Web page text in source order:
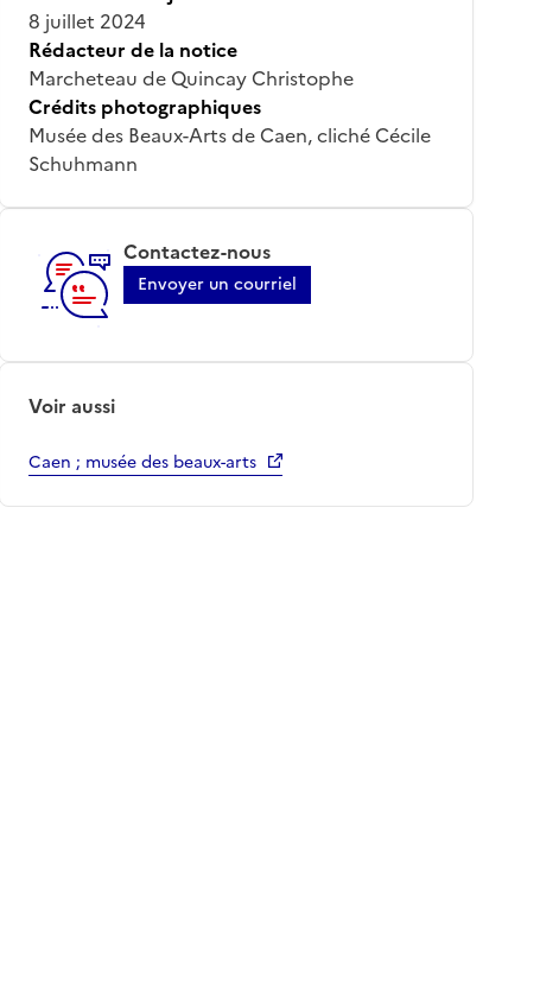
8 juillet 2024
Rédacteur de la notice
Marcheteau de Quincay Christophe
Crédits photographiques
Musée des Beaux-Arts de Caen, cliché Cécile
Schuhmann
Contactez-nous
Envoyer un courriel
Voir aussi
Caen ; musée des beaux-arts